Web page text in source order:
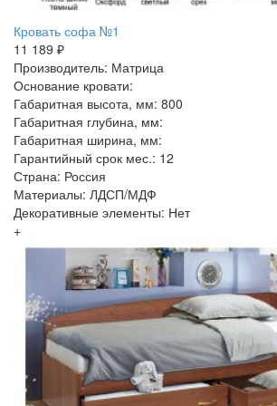
Кровать софа №1
11 189 ₽
Производитель: Матрица
Основание кровати:
Габаритная высота, мм: 800
Габаритная глубина, мм:
Габаритная ширина, мм:
Гарантийный срок мес.: 12
Страна: Россия
Материалы: ЛДСП/МДФ
Декоративные элементы: Нет
+